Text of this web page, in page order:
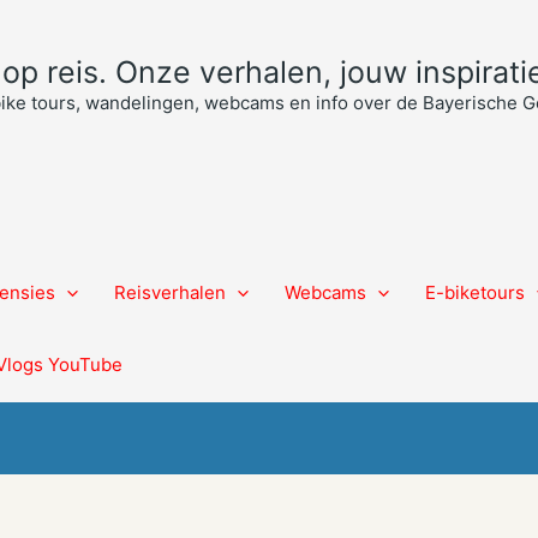
reis. Onze verhalen, jouw
tours, wandelingen, webcams en info over de Bayerische
Reisverhalen Webcams E-biketours
YouTube